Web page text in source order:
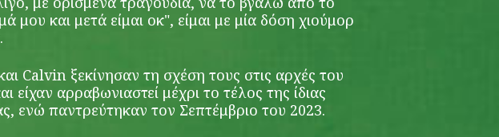
μου και μετά είμαι οκ", είμαι με μία δόση χιούμορ
Calvin ξεκίνησαν τη σχέση τους στις αρχές του
είχαν αρραβωνιαστεί μέχρι το τέλος της ίδιας
ενώ παντρεύτηκαν τον Σεπτέμβριο του 2023.